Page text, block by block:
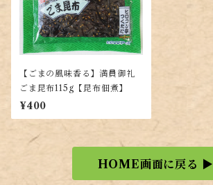
【ごまの風味香る】満員御礼
ごま昆布115g【昆布佃煮】
¥400
HOME画面に戻る ▶